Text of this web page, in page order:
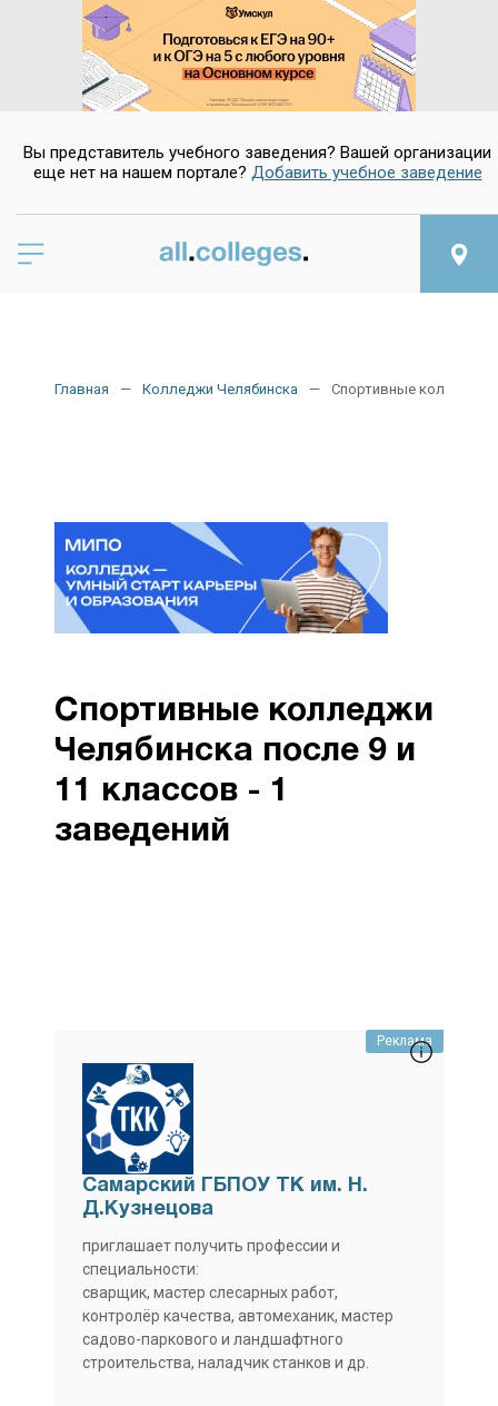
Вы представитель учебного заведения? Вашей организации
еще нет на нашем портале? Добавить учебное заведение
Главная Колледжи Челябинска Спортивные колледжи
Спортивные колледжи
Челябинска после 9 и
11 классов - 1
заведений
Реклама
Самарский ГБПОУ ТК им. Н.
Д.Кузнецова
приглашает получить профессии и
специальности:
сварщик, мастер слесарных работ,
контролёр качества, автомеханик, мастер
садово-паркового и ландшафтного
строительства, наладчик станков и др.